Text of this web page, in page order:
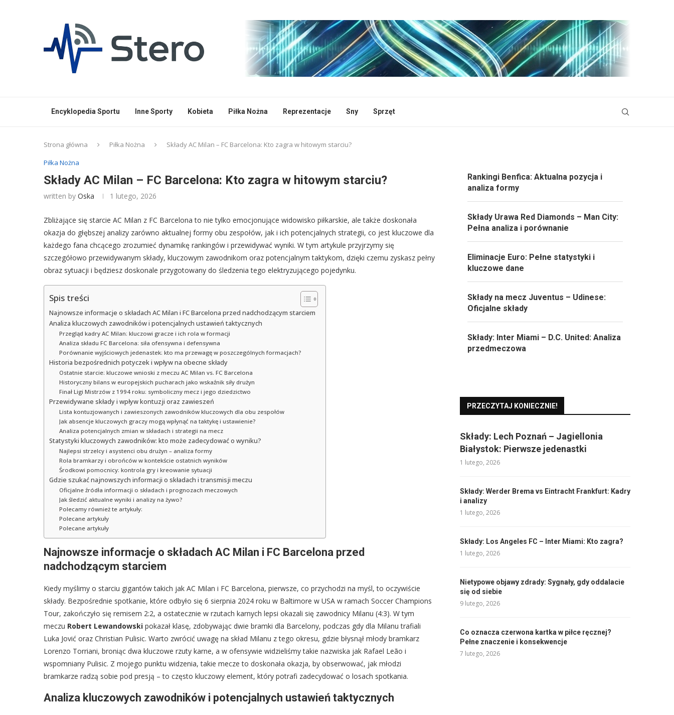
Encyklopedia Sportu Inne Sporty Kobieta Piłka Nożna Reprezentacje Sny Sprzęt
Strona główna Piłka Nożna
Składy AC Milan – FC Barcelona: Kto zagra w hitowym starciu?
Piłka Nożna
Składy AC Milan – FC Barcelona: Kto zagra w hitowym starciu?
written by Oska 1 lutego, 2026
Zbliżające się starcie AC Milan z FC Barcelona to nie tylko emocjonujące widowisko piłkarskie, ale także doskonała
okazja do głębszej analizy zarówno aktualnej formy obu zespołów, jak i ich potencjalnych strategii, co jest kluczowe dla
każdego fana chcącego zrozumieć dynamikę rankingów i przewidywać wyniki. W tym artykule przyjrzymy się
szczegółowo przewidywanym składy, kluczowym zawodnikom oraz potencjalnym taktykom, dzięki czemu zyskasz pełny
obraz sytuacji i będziesz doskonale przygotowany do śledzenia tego elektryzującego pojedynku.
Spis treści
Najnowsze informacje o składach AC Milan i FC Barcelona przed nadchodzącym starciem
Analiza kluczowych zawodników i potencjalnych ustawień taktycznych
Przegląd kadry AC Milan: kluczowi gracze i ich rola w formacji
Analiza składu FC Barcelona: siła ofensywna i defensywna
Porównanie wyjściowych jedenastek: kto ma przewagę w poszczególnych formacjach?
Historia bezpośrednich potyczek i wpływ na obecne składy
Ostatnie starcie: kluczowe wnioski z meczu AC Milan vs. FC Barcelona
Historyczny bilans w europejskich pucharach jako wskaźnik siły drużyn
Finał Ligi Mistrzów z 1994 roku: symboliczny mecz i jego dziedzictwo
Przewidywane składy i wpływ kontuzji oraz zawieszeń
Lista kontuzjowanych i zawieszonych zawodników kluczowych dla obu zespołów
Jak absencje kluczowych graczy mogą wpłynąć na taktykę i ustawienie?
Analiza potencjalnych zmian w składach i strategii na mecz
Statystyki kluczowych zawodników: kto może zadecydować o wyniku?
Najlepsi strzelcy i asystenci obu drużyn – analiza formy
Rola bramkarzy i obrońców w kontekście ostatnich wyników
Środkowi pomocnicy: kontrola gry i kreowanie sytuacji
Gdzie szukać najnowszych informacji o składach i transmisji meczu
Oficjalne źródła informacji o składach i prognozach meczowych
Jak śledzić aktualne wyniki i analizy na żywo?
Polecamy również te artykuły:
Polecane artykuły
Polecane artykuły
Najnowsze informacje o składach AC Milan i FC Barcelona przed
nadchodzącym starciem
Kiedy myślimy o starciu gigantów takich jak AC Milan i FC Barcelona, pierwsze, co przychodzi na myśl, to oczywiście
składy. Bezpośrednie spotkanie, które odbyło się 6 sierpnia 2024 roku w Baltimore w USA w ramach Soccer Champions
Tour, zakończyło się remisem 2:2, a ostatecznie w rzutach karnych lepsi okazali się zawodnicy Milanu (4:3). W tym
meczu Robert Lewandowski pokazał klasę, zdobywając dwie bramki dla Barcelony, podczas gdy dla Milanu trafiali
Luka Jović oraz Christian Pulisic. Warto zwrócić uwagę na skład Milanu z tego okresu, gdzie błysnął młody bramkarz
Lorenzo Torriani, broniąc dwa kluczowe rzuty karne, a w ofensywie widzieliśmy takie nazwiska jak Rafael Leão i
wspomniany Pulisic. Z mojego punktu widzenia, takie mecze to doskonała okazja, by obserwować, jak młodzi
bramkarze radzą sobie pod presją – to często kluczowy element, który potrafi zadecydować o losach spotkania.
Analiza kluczowych zawodników i potencjalnych ustawień taktycznych
Rankingi Benfica: Aktualna pozycja i
analiza formy
Składy Urawa Red Diamonds – Man City:
Pełna analiza i porównanie
Eliminacje Euro: Pełne statystyki i
kluczowe dane
Składy na mecz Juventus – Udinese:
Oficjalne składy
Składy: Inter Miami – D.C. United: Analiza
przedmeczowa
PRZECZYTAJ KONIECZNIE!
Składy: Lech Poznań – Jagiellonia
Białystok: Pierwsze jedenastki
1 lutego, 2026
Składy: Werder Brema vs Eintracht Frankfurt: Kadry
i analizy
1 lutego, 2026
Składy: Los Angeles FC – Inter Miami: Kto zagra?
1 lutego, 2026
Nietypowe objawy zdrady: Sygnały, gdy oddalacie
się od siebie
9 lutego, 2026
Co oznacza czerwona kartka w piłce ręcznej?
Pełne znaczenie i konsekwencje
7 lutego, 2026